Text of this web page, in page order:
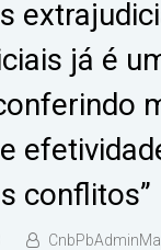
já é
conflitos”